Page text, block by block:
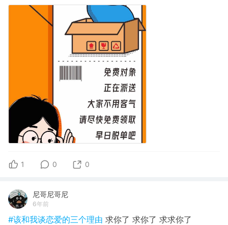
1 0 0
尼哥尼哥尼
6年前
#该和我谈恋爱的三个理由 求你了 求你了 求求你了